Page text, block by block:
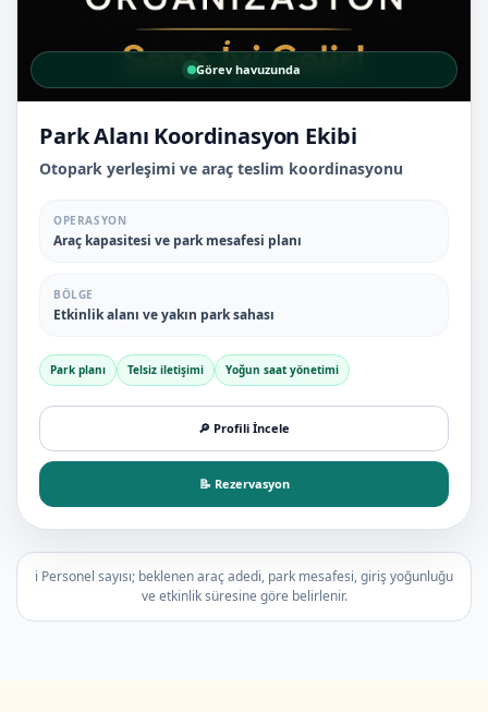
Görev havuzunda
Park Alanı Koordinasyon Ekibi
Otopark yerleşimi ve araç teslim koordinasyonu
OPERASYON
Araç kapasitesi ve park mesafesi planı
BÖLGE
Etkinlik alanı ve yakın park sahası
Park planı Telsiz iletişimi Yoğun saat yönetimi
🔎 Profili İncele
📝 Rezervasyon
ℹ️ Personel sayısı; beklenen araç adedi, park mesafesi, giriş yoğunluğu
ve etkinlik süresine göre belirlenir.